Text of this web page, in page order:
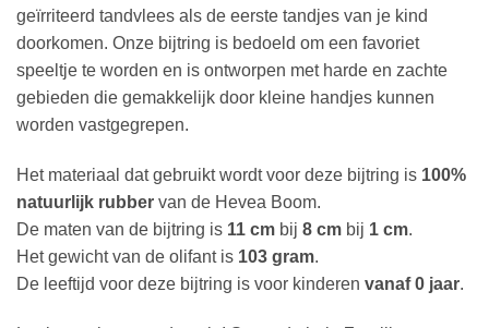
geïrriteerd tandvlees als de eerste tandjes van je kind
doorkomen. Onze bijtring is bedoeld om een favoriet
speeltje te worden en is ontworpen met harde en zachte
gebieden die gemakkelijk door kleine handjes kunnen
worden vastgegrepen.
Het materiaal dat gebruikt wordt voor deze bijtring is 100%
natuurlijk rubber van de Hevea Boom.
De maten van de bijtring is 11 cm bij 8 cm bij 1 cm.
Het gewicht van de olifant is 103 gram.
De leeftijd voor deze bijtring is voor kinderen vanaf 0 jaar.